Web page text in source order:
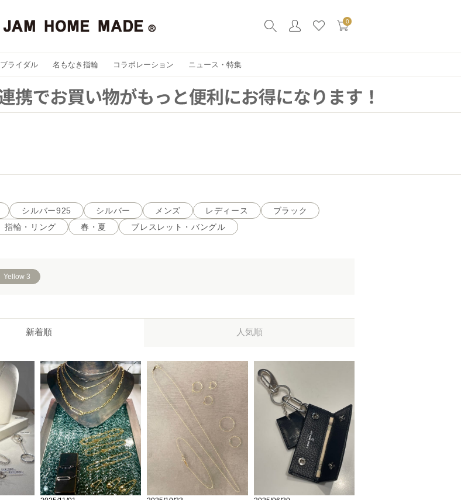
0
ブライダル 名もなき指輪 コラボレーション ニュース・特集
シルバー925 シルバー メンズ レディース
ブラック
指輪・リング 春・夏 ブレスレット・バングル
Yellow 3
新着順 人気順